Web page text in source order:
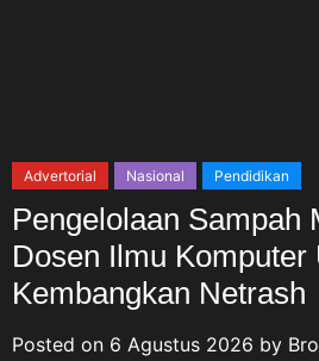
Advertorial Nasional Pendidikan
Pengelolaan Sampah
Dosen Ilmu Komputer
Kembangkan Netrash
Posted on 6 Agustus 2026 by